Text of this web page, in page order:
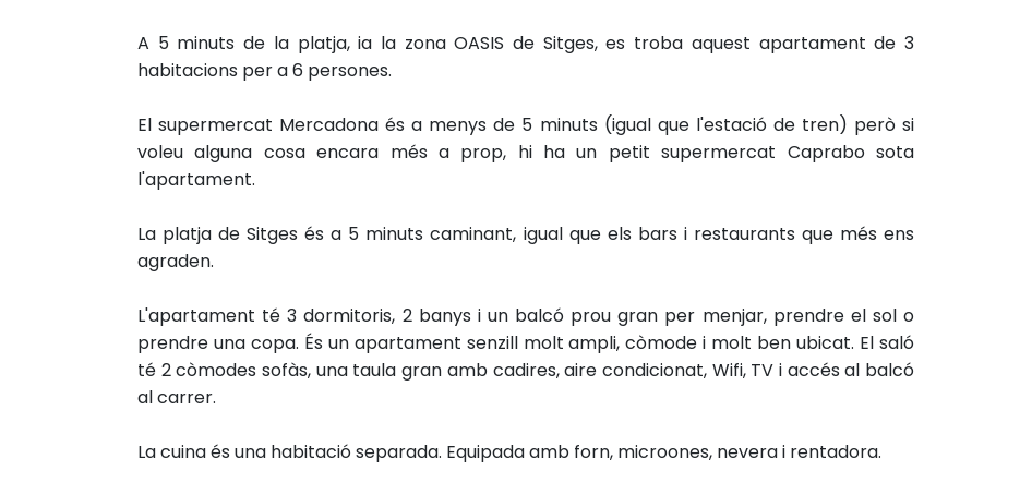
A 5 minuts de la platja, ia la zona OASIS de Sitges, es troba aquest apartament de 3
habitacions per a 6 persones.
El supermercat Mercadona és a menys de 5 minuts (igual que l'estació de tren) però si
voleu alguna cosa encara més a prop, hi ha un petit supermercat Caprabo sota
l'apartament.
La platja de Sitges és a 5 minuts caminant, igual que els bars i restaurants que més ens
agraden.
L'apartament té 3 dormitoris, 2 banys i un balcó prou gran per menjar, prendre el sol o
prendre una copa. És un apartament senzill molt ampli, còmode i molt ben ubicat. El saló
té 2 còmodes sofàs, una taula gran amb cadires, aire condicionat, Wifi, TV i accés al balcó
al carrer.
La cuina és una habitació separada. Equipada amb forn, microones, nevera i rentadora.